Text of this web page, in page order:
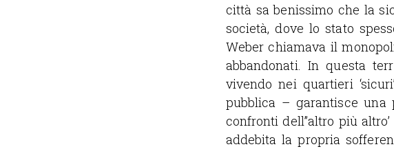
città sa benissimo che la
società, dove lo stato
Weber chiamava il
abbandonati. In questa
vivendo nei quartieri
pubblica – garantisce una
confronti dell’’altro più
addebita la propria